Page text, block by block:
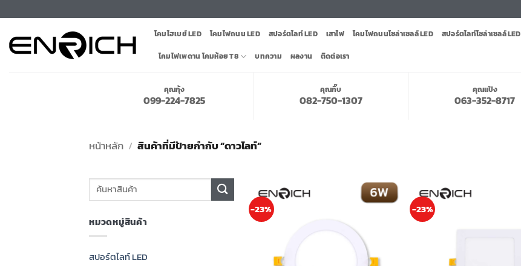
ไป
เนื้อหา
โคมไฮเบย์ LED โคมไฟถนน LED สปอร์ตไลท์ LED เสาไฟ โคมไฟถนนโซล่าเซลล์ LED สปอร์ตไลท์โซล่าเซลล์ LED
โคมไฟเพดาน โคมห้อย T8 บทความ ผลงาน ติดต่อเรา
คุณกุ้ง
099-224-7825
คุณกิ๊บ
082-750-1307
คุณแป้ง
063-352-8717
หน้าหลัก / สินค้าที่มีป้ายกำกับ “ดาวไลท์”
ค้นหา:
หมวดหมู่สินค้า
สปอร์ตไลท์ LED
-23% -23%